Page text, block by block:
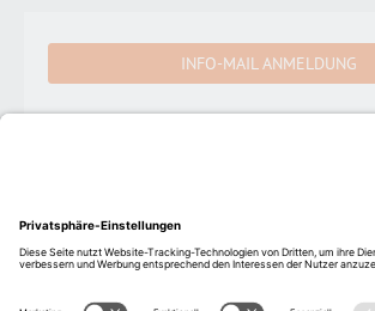
INFO-MAIL ANMELDUNG